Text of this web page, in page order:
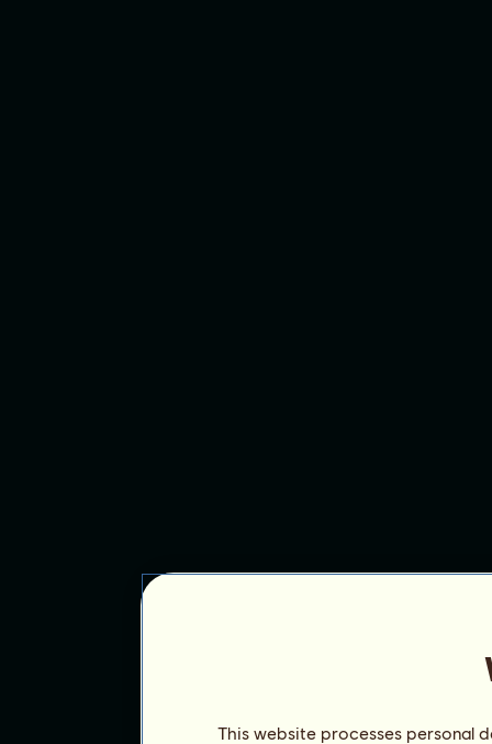
This website processes personal